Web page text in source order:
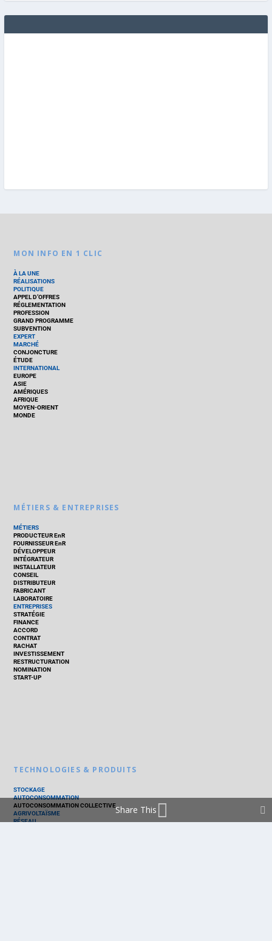
MON INFO EN 1 CLIC
À LA UNE
RÉALISATIONS
POLITIQUE
APPEL D’OFFRES
RÉGLEMENTATION
PROFESSION
GRAND PROGRAMME
SUBVENTION
EXPERT
MARCHÉ
CONJONCTURE
ÉTUDE
INTERNATIONAL
EUROPE
ASIE
AMÉRIQUES
AFRIQUE
MOYEN-ORIENT
MONDE
MÉTIERS & ENTREPRISES
MÉTIERS
PRODUCTEUR EnR
FOURNISSEUR EnR
DÉVELOPPEUR
INTÉGRATEUR
INSTALLATEUR
CONSEIL
DISTRIBUTEUR
FABRICANT
LABORATOIRE
ENTREPRISES
STRATÉGIE
FINANCE
ACCORD
CONTRAT
RACHAT
INVESTISSEMENT
RESTRUCTURATION
NOMINATION
START-UP
TECHNOLOGIES & PRODUITS
STOCKAGE
AUTOCONSOMMATION
AUTOCONSOMMATION COLLECTIVE
AGRIVOLTAÏSME
RÉSEAU
Share This